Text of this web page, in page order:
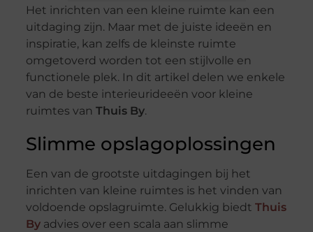
Het inrichten van een kleine ruimte kan een
uitdaging zijn. Maar met de juiste ideeën en
inspiratie, kan zelfs de kleinste ruimte
omgetoverd worden tot een stijlvolle en
functionele plek. In dit artikel delen we enkele
van de beste interieurideeën voor kleine
ruimtes van Thuis By.
Slimme opslagoplossingen
Een van de grootste uitdagingen bij het
inrichten van kleine ruimtes is het vinden van
voldoende opslagruimte. Gelukkig biedt Thuis
By advies over een scala aan slimme